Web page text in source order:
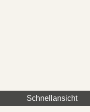
Schnellansicht